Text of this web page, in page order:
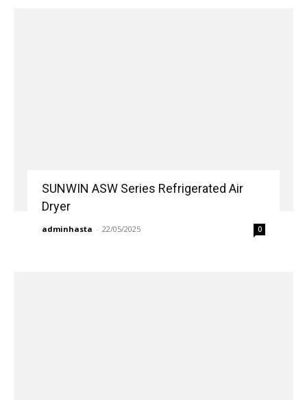
SUNWIN ASW Series Refrigerated Air
Dryer
adminhasta - 22/05/2025 0